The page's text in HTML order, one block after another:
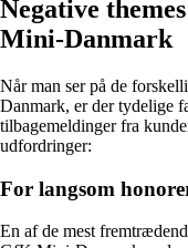
Negative
Mini-Danmark
Når man ser på de
Danmark, er der tydelige
tilbagemeldinger fra
udfordringer:
For langsom
En af de mest